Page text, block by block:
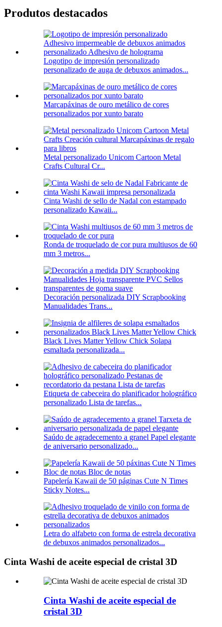
Produtos destacados
Logotipo de impresión personalizado
personalizado de auga de debuxos animados...
Marcapáxinas de ouro metálico de cores
personalizados por xunto barato
Metal personalizado Unicom Cartoon Metal
Crafts Cultural Cr...
Cinta Washi de sello de Nadal con estampado
personalizado Kawaii...
Ronda de troquelado de cor pura multiusos de 60
mm 3 metros...
Decoración personalizada DIY Scrapbooking
Manualidades Trans...
Black Lives Matter Yellow Chick Solapa
esmaltada personalizada...
Etiqueta de cabeceira do planificador holográfico
personalizado Lista de tarefas...
Saúdo de agradecemento a granel Papel elegante
de aniversario personalizado...
Papelería Kawaii de 50 páginas Cute N Times
Sticky Notes...
Letra do alfabeto con forma de estrela decorativa
de debuxos animados personalizados...
Cinta Washi de aceite especial de cristal 3D
Cinta Washi de aceite especial de
cristal 3D